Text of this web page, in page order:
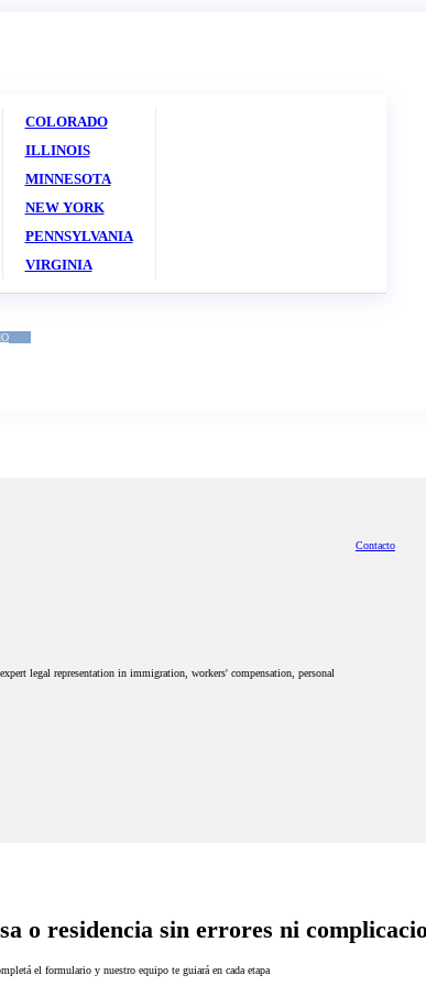
COLORADO
ILLINOIS
MINNESOTA
NEW YORK
PENNSYLVANIA
VIRGINIA
legal representation in immigration, workers' compensation, personal
Contacto
o residencia sin errores ni
el formulario y nuestro equipo te guiará en cada etapa